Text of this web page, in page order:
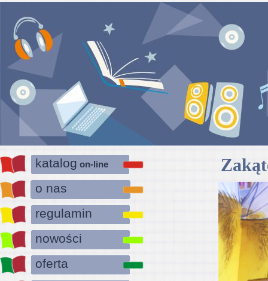
katalog on-line
o nas
regulamin
nowości
oferta